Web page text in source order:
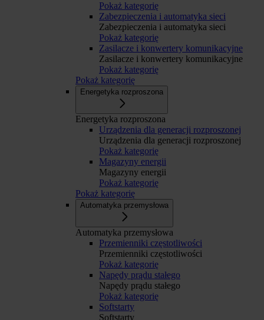
Pokaż kategorię
Zabezpieczenia i automatyka sieci
Zabezpieczenia i automatyka sieci
Pokaż kategorię
Zasilacze i konwertery komunikacyjne
Zasilacze i konwertery komunikacyjne
Pokaż kategorię
Pokaż kategorię
Energetyka rozproszona
Energetyka rozproszona
Urządzenia dla generacji rozproszonej
Urządzenia dla generacji rozproszonej
Pokaż kategorię
Magazyny energii
Magazyny energii
Pokaż kategorię
Pokaż kategorię
Automatyka przemysłowa
Automatyka przemysłowa
Przemienniki częstotliwości
Przemienniki częstotliwości
Pokaż kategorię
Napędy prądu stałego
Napędy prądu stałego
Pokaż kategorię
Softstarty
Softstarty